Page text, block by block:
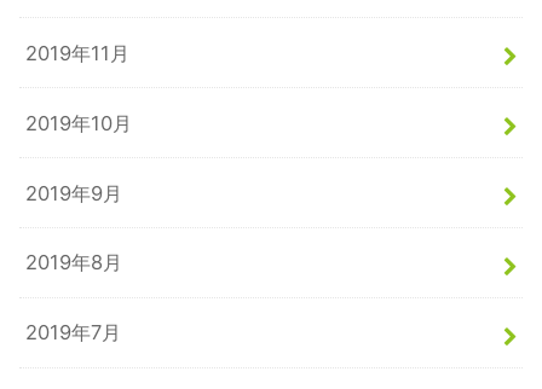
2019年11月
2019年10月
2019年9月
2019年8月
2019年7月